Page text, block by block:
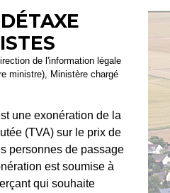
de l'information légale
ministre), Ministère chargé
une exonération de la
(TVA) sur le prix de
personnes de passage
est soumise à
qui souhaite